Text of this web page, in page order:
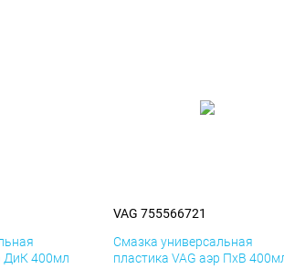
ДиК 400мл
VAG 755566721
Смазка универсальная
пластика VAG аэр ПхВ